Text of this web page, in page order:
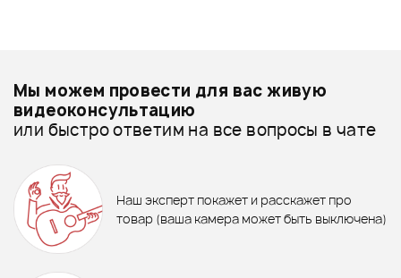
АДАПТЕР STAGG MA-5H
Ожидается
FORCE CPS-200
779 ₽
Микрофонный кабель
INVOTONE ACM1005/BK
829 ₽
Микрофонный кабель
Отзывы
Шнуры микрофонные - дешевле
Шнуры микрофонные - дороже
Шнуры микрофонные - новинки
Мы можем провести для вас живую
видеоконсультацию
или быстро ответим на все вопросы в чате
Наш эксперт покажет и расскажет про
товар (ваша камера может быть выключена)